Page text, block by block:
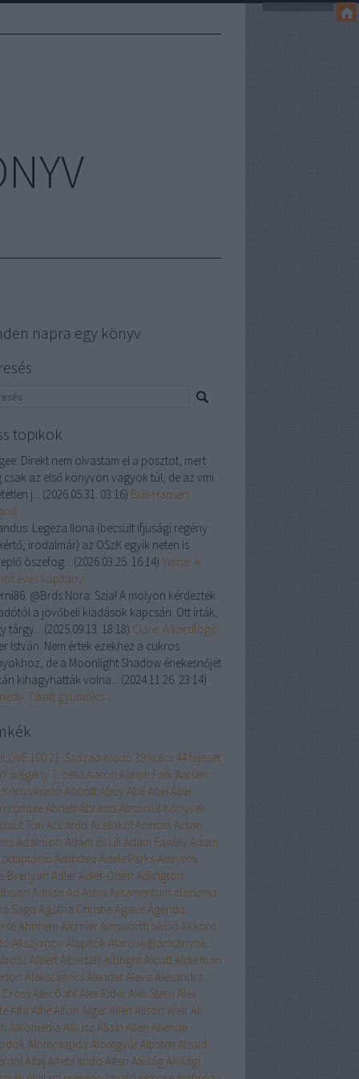
napra egy könyv
topikok
Direkt nem olvastam el a posztot, mert
csak az első könyvön vagyok túl, de az vmi
j... (2026.05.31. 03:16) Bull-Hansen:
Legeza Ilona (becsült ifjusági regény
irodalmár) az OSzK egyik neten is
öszefog... (2026.03.25. 16:14) Verne: A
éves kapitány
@Brds.Nora: Szia! A molyon kérdezték
a jövőbeli kiadások kapcsán. Ott írták,
tárgy... (2025.09.13. 18:18) Clare: A kardfogó
István: Nem értek ezekhez a cukros
de a Moonlight Shadow énekesnőjét
kihagyhatták volna... (2024.11.26. 23:14)
Tiltott gyümölcs
100 21. Század Kiadó 39 kulcs 44 fejezet
5regény 7. cella Aaron Aaron Falk Aarsen
Könyvkiadó AbbottAbby AbéAbelÁbel
AbnettAbramsAbszolút Könyvek
Töri Accardo AcélökölAciman Acton
Adamson Ádám és Lili Adam Fawley Adam
adaptáció Addicted Adele ParksAdeyemi
Brenyah AdlerAdler-Olsen Adlington
Adrian Ad Astra Aeramentum aforizma
Saga Agatha ChristieAgaveÁgenda
Ahnhem AichnerAinsworth akció Akkord
Akszjonov Alapítók Álarcok@ármányok
AlbertAlbertalli AlbrightAlcottAlderman
AlekszijevicsAlenderAleva Alexandra
CrossAlex DahlAlex RiderAlex Stern Alex
Alfa AlfieAlfon AlgerAlien Alison WeirAli
Alkomédia Alkusz Allain Allen Allende
Álomcsapda ÁlomgyárAlpsten Alsaid
Altaj Altebrando Alten AlvilágAlvilági